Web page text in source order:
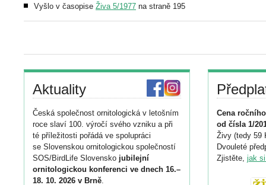
Vyšlo v časopise Živa 5/1977 na straně 195
Aktuality
Česká společnost ornitologická v letošním
roce slaví 100. výročí svého vzniku a při
té příležitosti pořádá ve spolupráci
se Slovenskou ornitologickou společností
SOS/BirdLife Slovensko jubilejní
ornitologickou konferenci ve dnech 16.–
18. 10. 2026 v Brně.
Cena
od čísla 1/
Živy (tedy 59
Dvouleté
Zjistěte, jak